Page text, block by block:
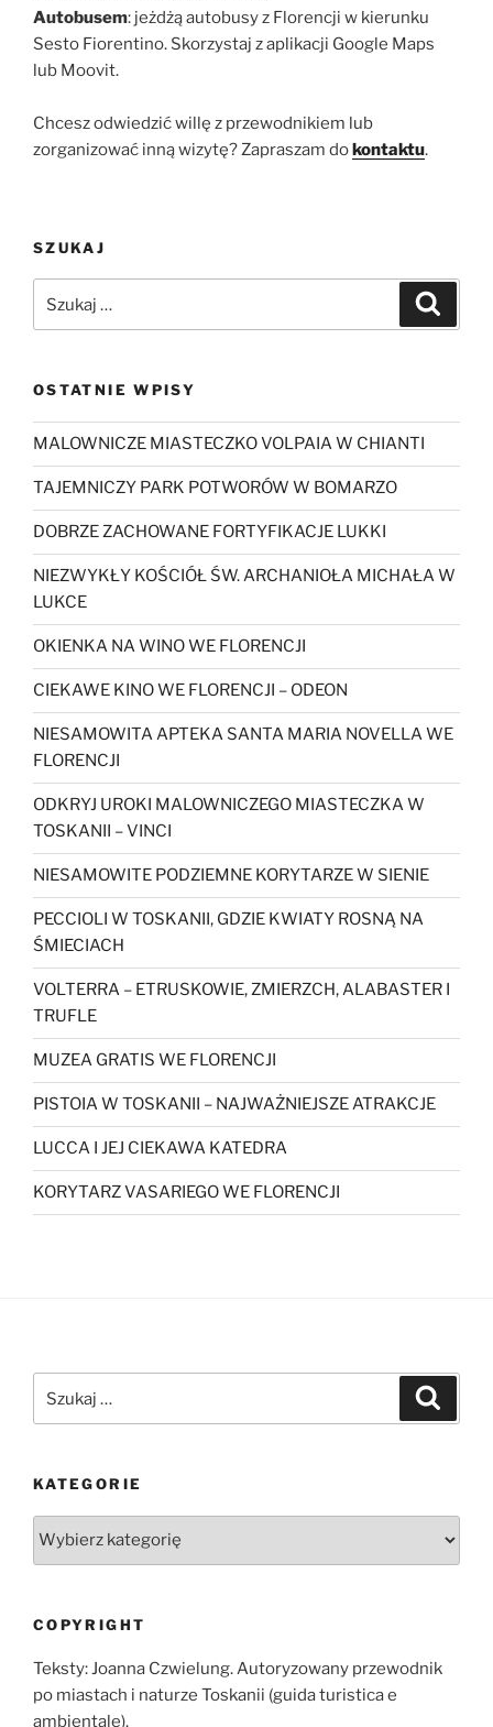
Autobusem: jeżdżą autobusy z Florencji w kierunku
Sesto Fiorentino. Skorzystaj z aplikacji Google Maps
lub Moovit.
Chcesz odwiedzić willę z przewodnikiem lub
zorganizować inną wizytę? Zapraszam do kontaktu.
SZUKAJ
OSTATNIE WPISY
MALOWNICZE MIASTECZKO VOLPAIA W CHIANTI
TAJEMNICZY PARK POTWORÓW W BOMARZO
DOBRZE ZACHOWANE FORTYFIKACJE LUKKI
NIEZWYKŁY KOŚCIÓŁ ŚW. ARCHANIOŁA MICHAŁA W
LUKCE
OKIENKA NA WINO WE FLORENCJI
CIEKAWE KINO WE FLORENCJI – ODEON
NIESAMOWITA APTEKA SANTA MARIA NOVELLA WE
FLORENCJI
ODKRYJ UROKI MALOWNICZEGO MIASTECZKA W
TOSKANII – VINCI
NIESAMOWITE PODZIEMNE KORYTARZE W SIENIE
PECCIOLI W TOSKANII, GDZIE KWIATY ROSNĄ NA
ŚMIECIACH
VOLTERRA – ETRUSKOWIE, ZMIERZCH, ALABASTER I
TRUFLE
MUZEA GRATIS WE FLORENCJI
PISTOIA W TOSKANII – NAJWAŻNIEJSZE ATRAKCJE
LUCCA I JEJ CIEKAWA KATEDRA
KORYTARZ VASARIEGO WE FLORENCJI
KATEGORIE
COPYRIGHT
Teksty: Joanna Czwielung. Autoryzowany przewodnik
po miastach i naturze Toskanii (guida turistica e
ambientale).